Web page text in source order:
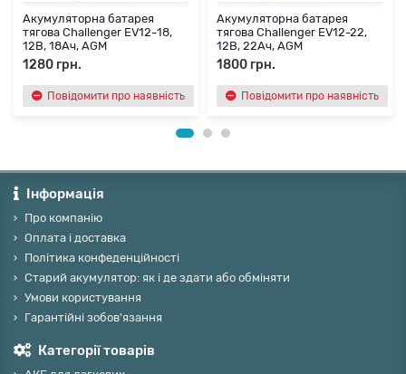
Акумуляторна батарея
тягова Challenger EV12-18,
12В, 18Ач, AGM
1280 грн.
Повідомити про наявність
Акумуляторна батарея
тягова Challenger EV12-22,
12В, 22Ач, AGM
1800 грн.
Повідомити про наявність
Інформація
Про компанію
Оплата і доставка
Політика конфеденційності
Старий акумулятор: як і де здати або обміняти
Умови користування
Гарантійні зобов'язання
Категорії товарів